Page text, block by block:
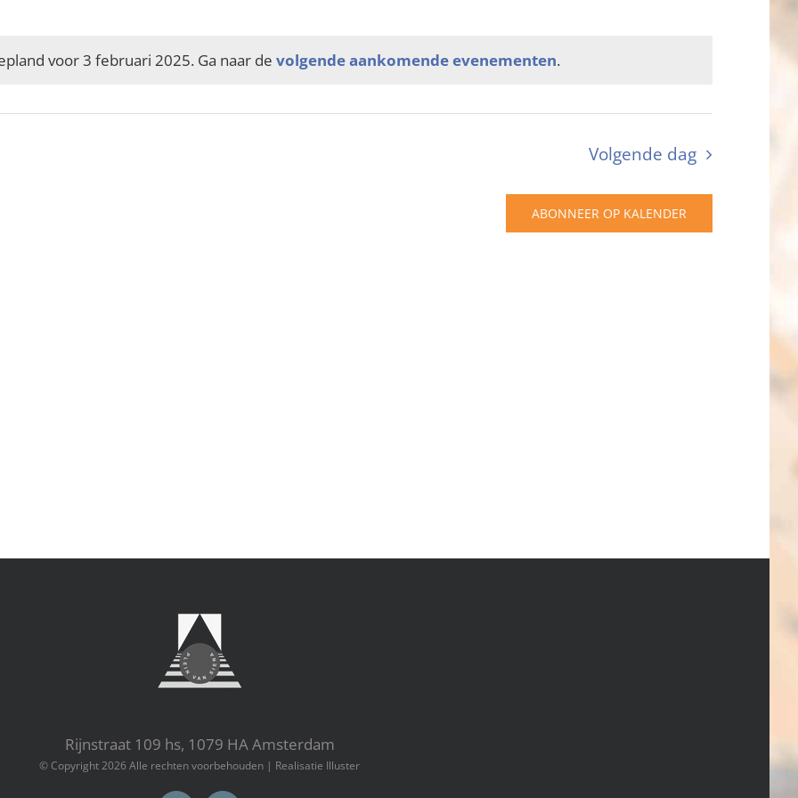
Bericht
voor 3 februari 2025. Ga naar de volgende aankomende evenementen.
Volgende dag
ABONNEER OP KALENDER
Rijnstraat 109 hs, 1079 HA Amsterdam
© Copyright2026 Alle rechten voorbehouden | Realisatie Illuster